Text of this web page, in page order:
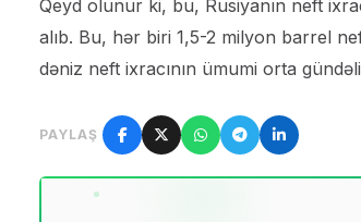
Qeyd olunur ki, bu, Rusiyanın neft
alıb. Bu, hər biri 1,5-2 milyon barrel
dəniz neft ixracının ümumi orta
PAYLAŞ